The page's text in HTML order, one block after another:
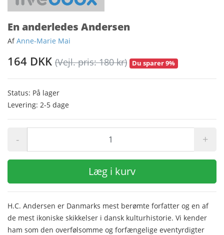
En anderledes Andersen
AfAnne-Marie Mai
164 DKK (Vejl. pris: 180 kr) Du sparer 9%
Status: På lager
Levering: 2-5 dage
- +
Læg i kurv
H.C. Andersen er Danmarks mest berømte forfatter og en af
de mest ikoniske skikkelser i dansk kulturhistorie. Vi kender
ham som den overfølsomme og forfængelige eventyrdigter